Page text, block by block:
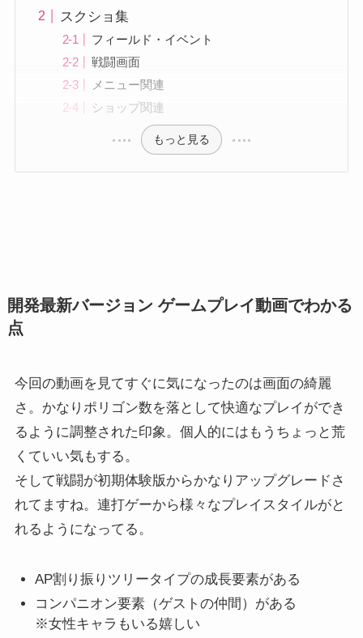
スクショ集
フィールド・イベント
戦闘画面
メニュー関連
ショップ関連
もっと見る
開発最新バージョン ゲームプレイ動画でわかる
点
今回の動画を見てすぐに気になったのは画面の綺麗
さ。かなりポリゴン数を落として快適なプレイができ
るように調整された印象。個人的にはもうちょっと荒
くていい気もする。
そして戦闘が初期体験版からかなりアップグレードさ
れてますね。連打ゲーから様々なプレイスタイルがと
れるようになってる。
AP割り振りツリータイプの成長要素がある
コンパニオン要素（ゲストの仲間）がある
※女性キャラもいる嬉しい